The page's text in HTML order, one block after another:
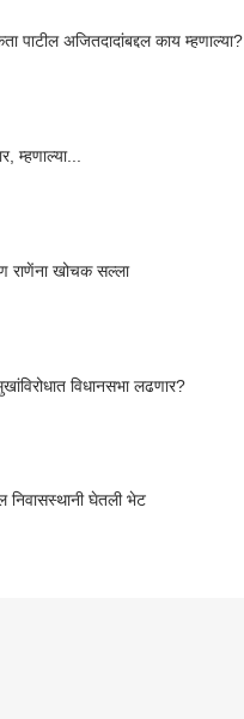
अजितदादांबद्दल काय म्हणाल्या?
म्हणाल्या...
राणेंना खोचक सल्ला
विधानसभा लढणार?
निवासस्थानी घेतली भेट